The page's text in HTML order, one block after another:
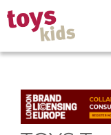
Zum
Inhalt
springen